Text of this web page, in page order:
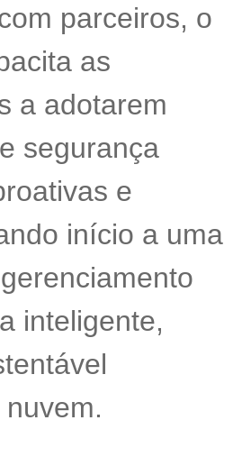
parceiros, o
as
a adotarem
segurança
e
início a uma
inteligente,